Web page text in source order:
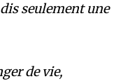
seulement une
de vie,